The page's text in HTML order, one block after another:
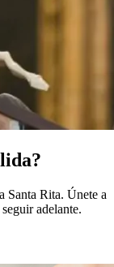
Santa Rita. Únete a
adelante.